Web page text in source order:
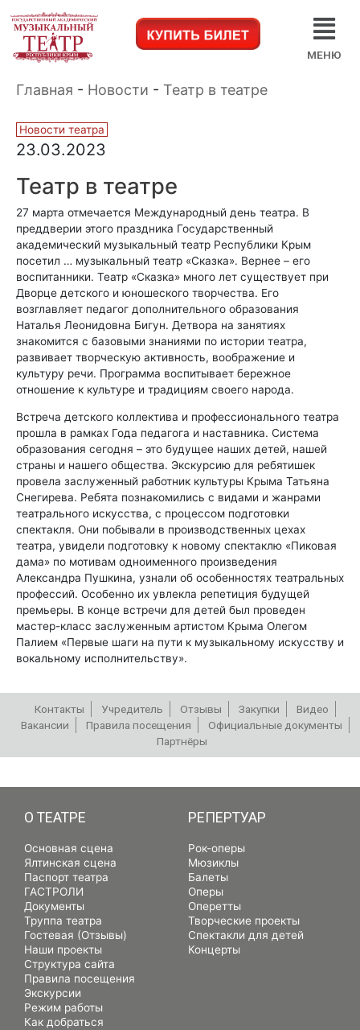
МЕНЮ
Главная - Новости - Театр в театре
Новости театра
23.03.2023
Театр в театре
27 марта отмечается Международный день театра. В
преддверии этого праздника Государственный
академический музыкальный театр Республики Крым
посетил … музыкальный театр «Сказка». Вернее – его
воспитанники. Театр «Сказка» много лет существует при
Дворце детского и юношеского творчества. Его
возглавляет педагог дополнительного образования
Наталья Леонидовна Бигун. Детвора на занятиях
знакомится с базовыми знаниями по истории театра,
развивает творческую активность, воображение и
культуру речи. Программа воспитывает бережное
отношение к культуре и традициям своего народа.
Встреча детского коллектива и профессионального театра
прошла в рамках Года педагога и наставника. Система
образования сегодня – это будущее наших детей, нашей
страны и нашего общества. Экскурсию для ребятишек
провела заслуженный работник культуры Крыма Татьяна
Снегирева. Ребята познакомились с видами и жанрами
театрального искусства, с процессом подготовки
спектакля. Они побывали в производственных цехах
театра, увидели подготовку к новому спектаклю «Пиковая
дама» по мотивам одноименного произведения
Александра Пушкина, узнали об особенностях театральных
профессий. Особенно их увлекла репетиция будущей
премьеры. В конце встречи для детей был проведен
мастер-класс заслуженным артистом Крыма Олегом
Палием «Первые шаги на пути к музыкальному искусству и
вокальному исполнительству».
Контакты Учредитель Отзывы Закупки
Видео
Вакансии
Правила посещения
Официальные документы
Партнёры
О ТЕАТРЕ
Основная сцена
Ялтинская сцена
Паспорт театра
ГАСТРОЛИ
Документы
Труппа театра
Гостевая (Отзывы)
Наши проекты
Структура сайта
Правила посещения
Экскурсии
Режим работы
Как добраться
РЕПЕРТУАР
Рок-оперы
Мюзиклы
Балеты
Оперы
Оперетты
Творческие проекты
Спектакли для детей
Концерты